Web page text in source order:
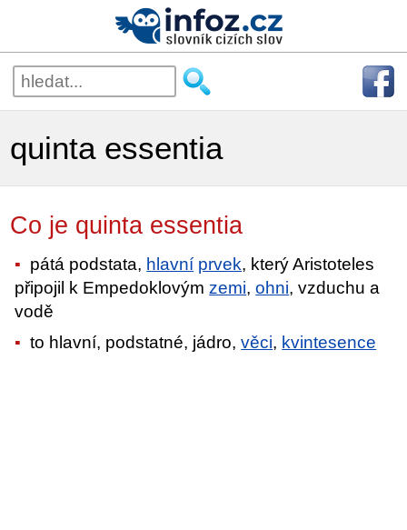
quinta essentia
Co je quinta essentia
pátá podstata, hlavní prvek, který Aristoteles
připojil k Empedoklovýmzemi,ohni, vzduchu a
vodě
to hlavní, podstatné, jádro,věci, kvintesence